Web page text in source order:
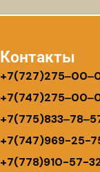
Контакты
+
+7(747)969-25-
+7(778)910-57-